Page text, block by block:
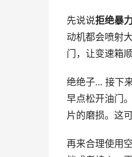
先说说拒绝暴
动机都会喷射
门，让变速箱
绝绝子... 接下
早点松开油门
片的磨损。这
再来合理使用